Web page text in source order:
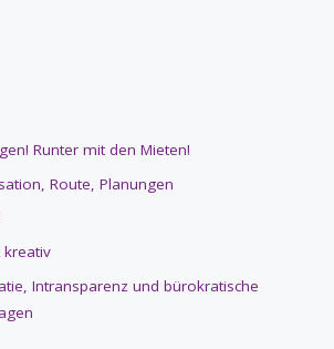
Runter mit den Mieten!
Route, Planungen
Intransparenz und bürokratische